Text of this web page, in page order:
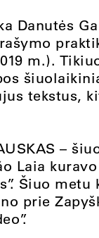
Danutės
m.).
tekstus,
–
Laia
Šiuo
prie